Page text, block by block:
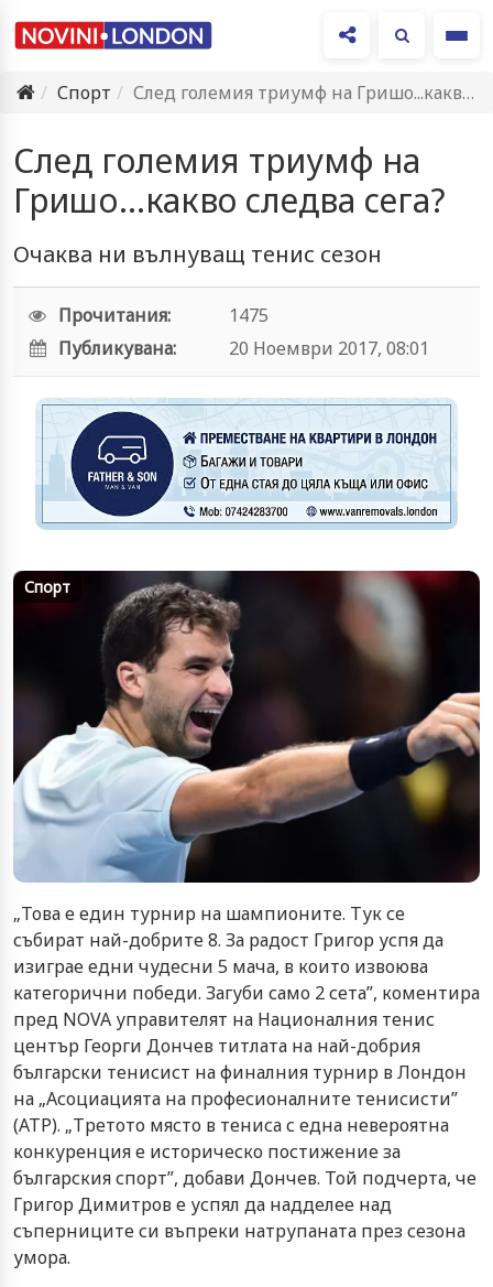
Спорт
След големия триумф на Гришo...какво следва сега?
След големия триумф на
Гришo...какво следва сега?
Очаква ни вълнуващ тенис сезон
Прочитания:
1475
Публикувана:
20 Ноември 2017, 08:01
Спорт
„Това е един турнир на шампионите. Тук се
събират най-добрите 8. За радост Григор успя да
изиграе едни чудесни 5 мача, в които извоюва
категорични победи. Загуби само 2 сета”, коментира
пред NOVA управителят на Националния тенис
център Георги Дончев титлата на най-добрия
български тенисист на финалния турнир в Лондон
на „Асоциацията на професионалните тенисисти”
(АТР). „Третото място в тениса с една невероятна
конкуренция е историческо постижение за
българския спорт”, добави Дончев. Той подчерта, че
Григор Димитров е успял да надделее над
съперниците си въпреки натрупаната през сезона
умора.